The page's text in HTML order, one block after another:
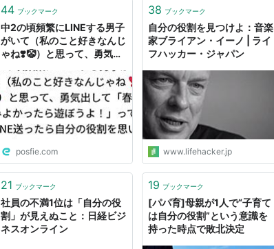
44 ブックマーク
中2の頃頻繁にLINEする男子
がいて（私のこと好きなんじ
ゃね❣️🤡）と思って、勇気出
うよ！」ってLINE送ったら
自分の役割を思い知らされた
→切ない…
posfie.com
38 ブックマーク
自分の役割を見つけよ：音楽
家ブライアン・イーノ | ライ
フハッカー・ジャパン
www.lifehacker.jp
21 ブックマーク
社員の不満1位は「自分の役
割」が見えぬこと：日経ビジ
ネスオンライン
19 ブックマーク
[パパ育]母親が1人で“子育て
は自分の役割”という意識を
持った時点で敗北決定